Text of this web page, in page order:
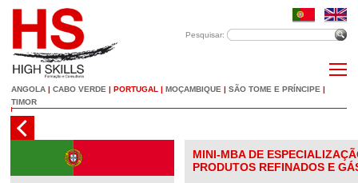
Pesquisar:
ANGOLA | CABO VERDE | PORTUGAL | MOÇAMBIQUE | SÃO TOME E PRÍNCIPE |
TIMOR
MINI-MBA DE
PRODUTOS REFINADOS E